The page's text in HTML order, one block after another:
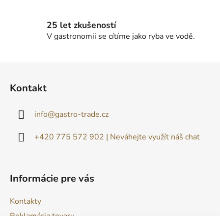
u
25 let zkušeností
V gastronomii se cítíme jako ryba ve vodě.
Kontakt
info@gastro-trade.cz
+420 775 572 902 | Neváhejte využít náš chat
Informácie pre vás
Kontakty